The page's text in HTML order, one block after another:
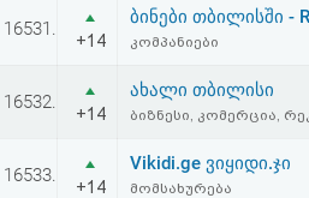
16531.
+14
ბინები თბილისში -
კომპანიები
16532.
+14
ახალი თბილისი
ბიზნესი, კომერცია,
16533.
+14
Vikidi.ge ვიყიდი.ჯი
მომსახურება